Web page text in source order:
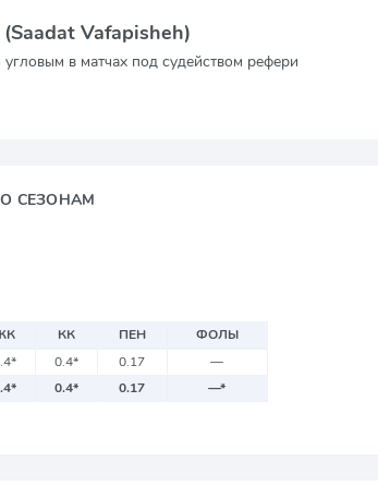
Vafapisheh)
в матчах под судейством рефери
СЕЗОНАМ
КК ПЕН
ФОЛЫ
* 0.4* 0.17
—
* 0.4* 0.17 —*